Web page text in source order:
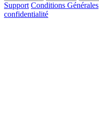
Support Conditions Générales
confidentialité